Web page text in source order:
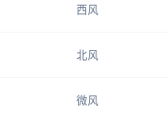
西风
北风
微风